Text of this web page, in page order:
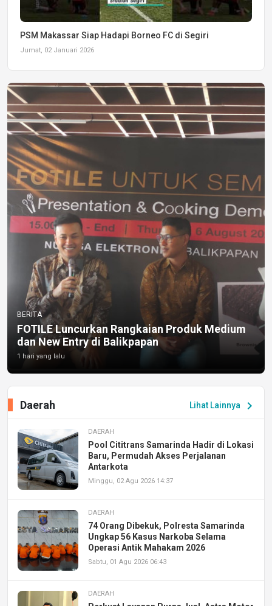
PSM Makassar Siap Hadapi Borneo FC di Segiri
Jumat, 02 Januari 2026
BERITA
FOTILE Luncurkan Rangkaian Produk Medium
dan New Entry di Balikpapan
1 hari yang lalu
Lihat Lainnya chevron_right
Daerah
DAERAH
Pool Cititrans Samarinda Hadir di Lokasi
Baru, Permudah Akses Perjalanan
Antarkota
Minggu, 02 Agu 2026 14:37
DAERAH
74 Orang Dibekuk, Polresta Samarinda
Ungkap 56 Kasus Narkoba Selama
Operasi Antik Mahakam 2026
Sabtu, 01 Agu 2026 06:43
DAERAH